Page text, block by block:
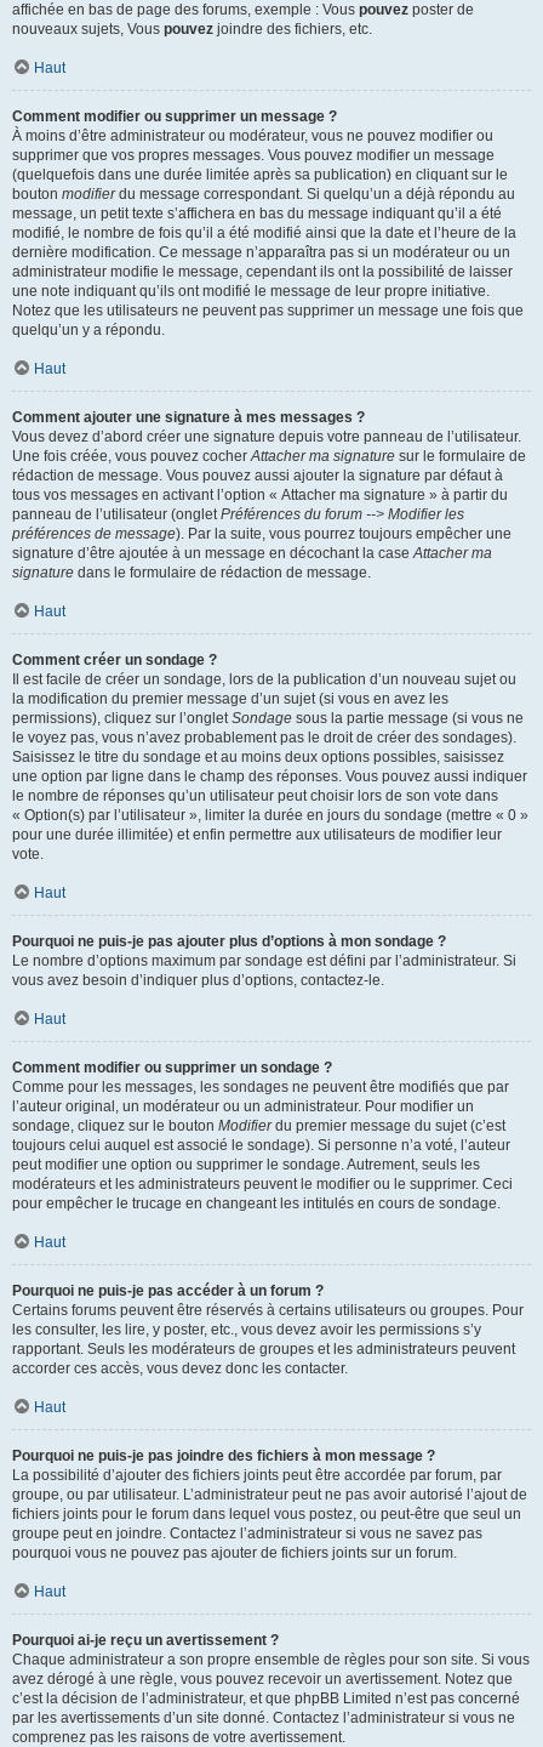
affichée en bas de page des forums, exemple : Vous pouvez poster de
nouveaux sujets, Vous pouvez joindre des fichiers, etc.
Haut
Comment modifier ou supprimer un message ?
À moins d’être administrateur ou modérateur, vous ne pouvez modifier ou
supprimer que vos propres messages. Vous pouvez modifier un message
(quelquefois dans une durée limitée après sa publication) en cliquant sur le
bouton modifierdu message correspondant. Si quelqu’un a déjà répondu au
message, un petit texte s’affichera en bas du message indiquant qu’il a été
modifié, le nombre de fois qu’il a été modifié ainsi que la date et l’heure de la
dernière modification. Ce message n’apparaîtra pas si un modérateur ou un
administrateur modifie le message, cependant ils ont la possibilité de laisser
une note indiquant qu’ils ont modifié le message de leur propre initiative.
Notez que les utilisateurs ne peuvent pas supprimer un message une fois que
quelqu’un y a répondu.
Haut
Comment ajouter une signature à mes messages ?
Vous devez d’abord créer une signature depuis votre panneau de l’utilisateur.
Une fois créée, vous pouvez cocherAttacher ma signature sur le formulaire de
rédaction de message. Vous pouvez aussi ajouter la signature par défaut à
tous vos messages en activant l’option « Attacher ma signature » à partir du
panneau de l’utilisateur (ongletPréférences du forum --> Modifier les
préférences de message). Par la suite, vous pourrez toujours empêcher une
signature d’être ajoutée à un message en décochant la caseAttacher ma
signature dans le formulaire de rédaction de message.
Haut
Comment créer un sondage ?
Il est facile de créer un sondage, lors de la publication d’un nouveau sujet ou
la modification du premier message d’un sujet (si vous en avez les
permissions), cliquez sur l’ongletSondage sous la partie message (si vous ne
le voyez pas, vous n’avez probablement pas le droit de créer des sondages).
Saisissez le titre du sondage et au moins deux options possibles, saisissez
une option par ligne dans le champ des réponses. Vous pouvez aussi indiquer
le nombre de réponses qu’un utilisateur peut choisir lors de son vote dans
« Option(s) par l’utilisateur », limiter la durée en jours du sondage (mettre « 0 »
pour une durée illimitée) et enfin permettre aux utilisateurs de modifier leur
vote.
Haut
Pourquoi ne puis-je pas ajouter plus d’options à mon sondage ?
Le nombre d’options maximum par sondage est défini par l’administrateur. Si
vous avez besoin d’indiquer plus d’options, contactez-le.
Haut
Comment modifier ou supprimer un sondage ?
Comme pour les messages, les sondages ne peuvent être modifiés que par
l’auteur original, un modérateur ou un administrateur. Pour modifier un
sondage, cliquez sur le bouton Modifierdu premier message du sujet (c’est
toujours celui auquel est associé le sondage). Si personne n’a voté, l’auteur
peut modifier une option ou supprimer le sondage. Autrement, seuls les
modérateurs et les administrateurs peuvent le modifier ou le supprimer. Ceci
pour empêcher le trucage en changeant les intitulés en cours de sondage.
Haut
Pourquoi ne puis-je pas accéder à un forum ?
Certains forums peuvent être réservés à certains utilisateurs ou groupes. Pour
les consulter, les lire, y poster, etc., vous devez avoir les permissions s’y
rapportant. Seuls les modérateurs de groupes et les administrateurs peuvent
accorder ces accès, vous devez donc les contacter.
Haut
Pourquoi ne puis-je pas joindre des fichiers à mon message ?
La possibilité d’ajouter des fichiers joints peut être accordée par forum, par
groupe, ou par utilisateur. L’administrateur peut ne pas avoir autorisé l’ajout de
fichiers joints pour le forum dans lequel vous postez, ou peut-être que seul un
groupe peut en joindre. Contactez l’administrateur si vous ne savez pas
pourquoi vous ne pouvez pas ajouter de fichiers joints sur un forum.
Haut
Pourquoi ai-je reçu un avertissement ?
Chaque administrateur a son propre ensemble de règles pour son site. Si vous
avez dérogé à une règle, vous pouvez recevoir un avertissement. Notez que
c’est la décision de l’administrateur, et que phpBB Limited n’est pas concerné
par les avertissements d’un site donné. Contactez l’administrateur si vous ne
comprenez pas les raisons de votre avertissement.